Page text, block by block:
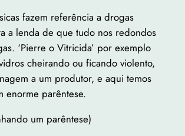
fazem referência a drogas
a lenda de que tudo nos redondos
‘Pierre o Vitricida’ por exemplo
cheirando ou ficando violento,
a um produtor, e aqui temos
enorme parêntese.
um parêntese)